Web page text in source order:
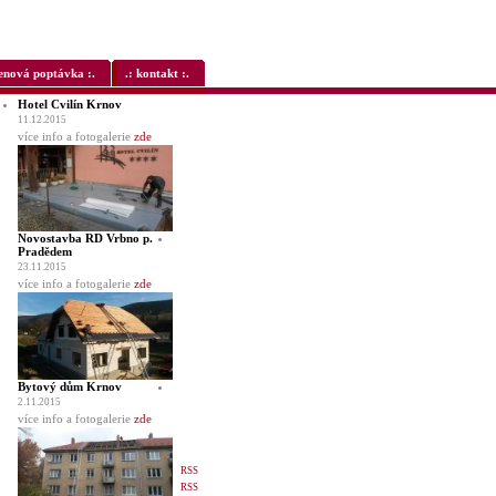
poptávka :. .: kontakt :.
Hotel Cvilín Krnov
11.12.2015
více info a fotogalerie zde
Novostavba RD Vrbno p.
Pradědem
23.11.2015
více info a fotogalerie zde
Bytový dům Krnov
2.11.2015
více info a fotogalerie zde
RSS
RSS